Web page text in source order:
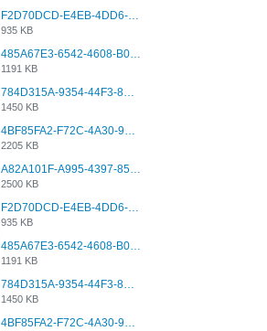
F2D70DCD-E4EB-4DD6-B5E2-B307012546D7.png
935 KB
485A67E3-6542-4608-B01F-4376EE148F7C.png
1191 KB
784D315A-9354-44F3-8CBF-4F5A2119BE00.png
1450 KB
4BF85FA2-F72C-4A30-99F1-443614A985FC.png
2205 KB
A82A101F-A995-4397-8534-7EB8F89DCCB6.png
2500 KB
F2D70DCD-E4EB-4DD6-B5E2-B307012546D7.png
935 KB
485A67E3-6542-4608-B01F-4376EE148F7C.png
1191 KB
784D315A-9354-44F3-8CBF-4F5A2119BE00.png
1450 KB
4BF85FA2-F72C-4A30-99F1-443614A985FC.png